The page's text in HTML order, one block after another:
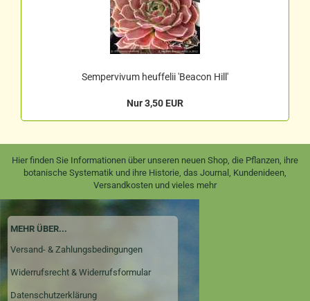
Sempervivum heuffelii 'Beacon Hill'
Nur 3,50 EUR
Hier finden Sie Informationen über unseren neuen Shop, die Pflanzen, ihre
botanische Systematik und ihre Historie, das Journal, Kundenideen,
Versandkosten und vieles mehr
MEHR ÜBER...
Versand- & Zahlungsbedingungen
Widerrufsrecht & Widerrufsformular
Datenschutzerklärung